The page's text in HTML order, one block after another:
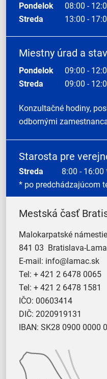
Pondelok
08:00 -
Streda
13:00 -
Miestny úrad a
Pondelok 09:00 -
Streda
09:00 -
Konzultačné hodiny,
odbornými
Starosta pre
Streda 8:00 - 16:00
* po predchádzajúcom
Mestská časť
Malokarpatské
841 03 Bratislava-
E-mail: info@lamac.sk
Tel: + 421 2 6478 0065
Tel: + 421 2 6478 1581
IČO: 00603414
DIČ: 2020919131
IBAN: SK28 0900 0000